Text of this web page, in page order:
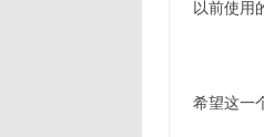
以前使用
希望这一